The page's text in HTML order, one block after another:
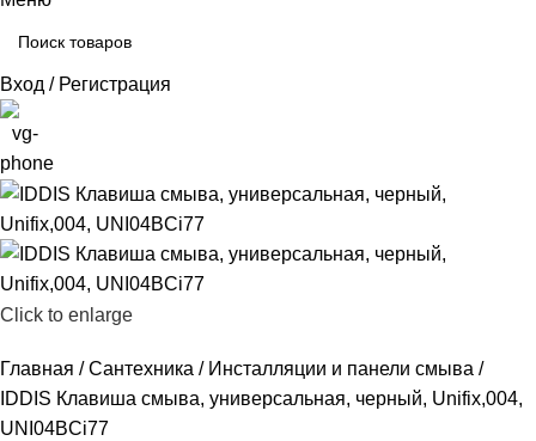
Вход / Регистрация
Click to enlarge
Главная Сантехника
Инсталляции и панели смыва
IDDIS Клавиша смыва, универсальная, черный, Unifix,004,
UNI04BCi77